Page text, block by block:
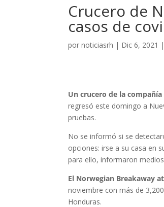
Crucero de
casos de
pornoticiasrh | Dic 6, 2021 |
Un crucero de la
regresó este domingo a
pruebas.
No se informó si se
opciones: irse a su casa en
para ello, informaron
El Norwegian Breakaway
noviembre con más de
Honduras.